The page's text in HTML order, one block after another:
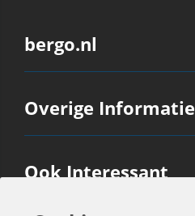
bergo.nl
Overige Informatie
Ook Interessant